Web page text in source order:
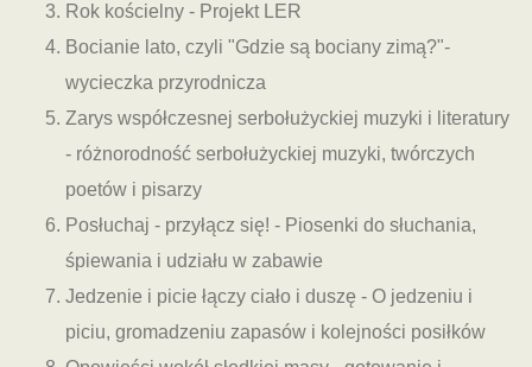
Rok kościelny - Projekt LER
Bocianie lato, czyli "Gdzie są bociany zimą?"-
wycieczka przyrodnicza
Zarys współczesnej serbołużyckiej muzyki i literatury
- różnorodność serbołużyckiej muzyki, twórczych
poetów i pisarzy
Posłuchaj - przyłącz się! - Piosenki do słuchania,
śpiewania i udziału w zabawie
Jedzenie i picie łączy ciało i duszę - O jedzeniu i
piciu, gromadzeniu zapasów i kolejności posiłków